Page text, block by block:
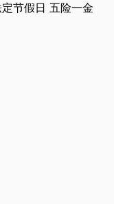
节假日 五险一金